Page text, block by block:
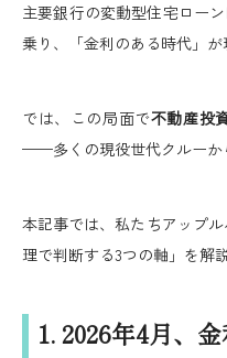
主要銀行の変動型住宅ロー
乗り、「金利のある時代」が
では、この局面で不動産投
——多くの現役世代クルーか
本記事では、私たちアップ
理で判断する3つの軸」を解
1. 2026年4月、